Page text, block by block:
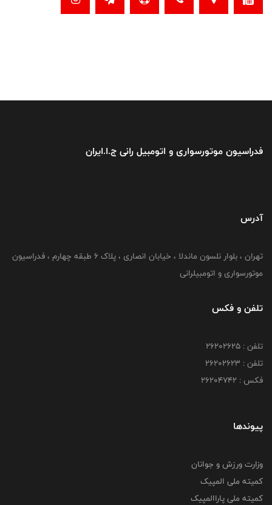
فدراسیون موتورسواری و اتومبیل رانی ج.ا.ایران
آدرس
تهران ، بلوار نلسون ماندلا ، خیابان انصاری ، پلاک ۶ طبقه چهارم ، فدراسیون
موتورسواری و اتومبیلرانی
تلفن و فکس
تلفن : ۲۶۲۰۲۶۲۵
تلفن : ۲۶۲۰۲۶۲۳
فکس : ۲۶۲۰۴۷۴۲
پیوندها
وزارت ورزش و جوانان
کمیته ملی المپیک
کمیته ملی پاراالمپیک